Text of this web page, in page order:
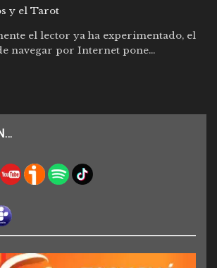
y el Tarot
el lector ya ha experimentado, el
navegar por Internet pone...